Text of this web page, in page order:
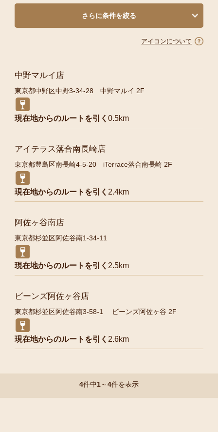
さらに条件を絞る
アイコンについて
中野マルイ店
東京都中野区中野3-34-28 中野マルイ 2F
現在地からのルートを引く 0.5km
アイテラス落合南長崎店
東京都豊島区南長崎4-5-20 iTerrace落合南長崎 2F
現在地からのルートを引く 2.4km
阿佐ヶ谷南店
東京都杉並区阿佐谷南1-34-11
現在地からのルートを引く 2.5km
ビーンズ阿佐ヶ谷店
東京都杉並区阿佐谷南3-58-1 ビーンズ阿佐ヶ谷 2F
現在地からのルートを引く 2.6km
4件中1～4件を表示